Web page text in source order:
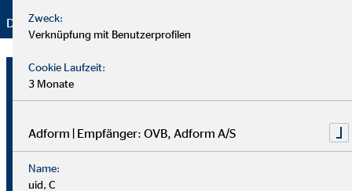
Danke für Ihr Vertrauen – wir bleiben dran!
Johannes Lindlau
Generalagent für die OVB
Altenburger Str.3
04626 Schmölln
Zweck:
Verknüpfung mit Benutzerprofilen
Cookie Laufzeit:
3 Monate
Adform | Empfänger: OVB, Adform A/S
Name:
uid, C